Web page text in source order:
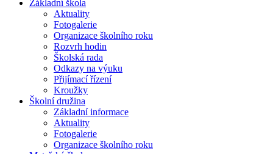
Základní škola
Aktuality
Fotogalerie
Organizace školního roku
Rozvrh hodin
Školská rada
Odkazy na výuku
Přijímací řízení
Kroužky
Školní družina
Základní informace
Aktuality
Fotogalerie
Organizace školního roku